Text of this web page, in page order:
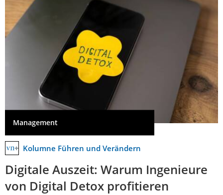
Management
Kolumne Führen und Verändern
Digitale Auszeit: Warum Ingenieure
von Digital Detox profitieren